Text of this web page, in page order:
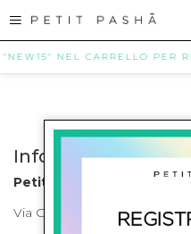
NEL CARRELLO PER
Info contatti
Petit Pasha
Via Cilea, 255 Napoli Corso